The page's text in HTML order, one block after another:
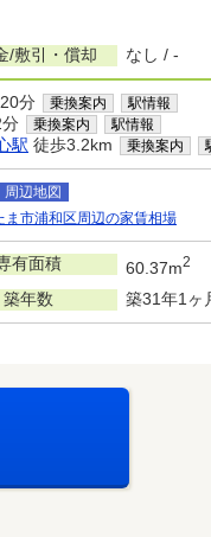
/敷引・償却 なし / -
分 乗換案内 駅情報
乗換案内 駅情報
駅 徒歩3.2km 乗換案内
周辺地図
ま市浦和区周辺の家賃相場
有面積 60.37m2
築年数 築31年1ヶ